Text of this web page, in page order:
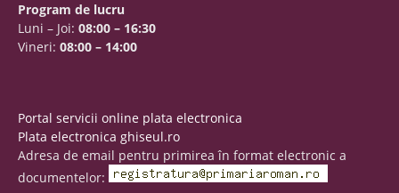
Program de lucru
Luni – Joi: 08:00 – 16:30
Vineri: 08:00 – 14:00
Portal servicii online plata electronica
Plata electronica ghiseul.ro
Adresa de email pentru primirea în format electronic a
documentelor: